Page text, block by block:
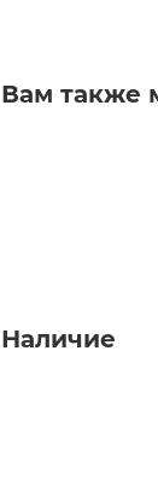
Вам также
Наличие